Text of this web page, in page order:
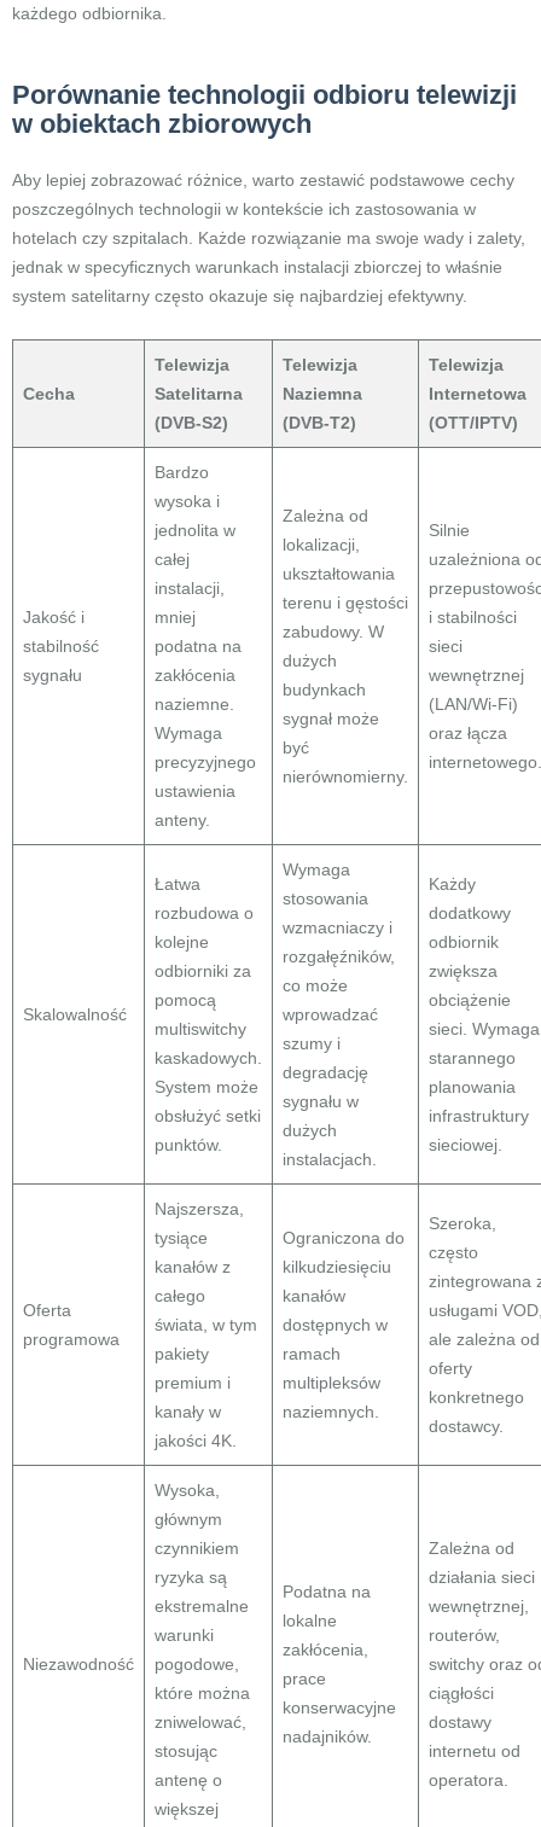
każdego odbiornika.
Porównanie technologii odbioru telewizji
w obiektach zbiorowych
Aby lepiej zobrazować różnice, warto zestawić podstawowe cechy
poszczególnych technologii w kontekście ich zastosowania w
hotelach czy szpitalach. Każde rozwiązanie ma swoje wady i zalety,
jednak w specyficznych warunkach instalacji zbiorczej to właśnie
system satelitarny często okazuje się najbardziej efektywny.
Cecha
Telewizja
Satelitarna
(DVB-S2)
Telewizja
Naziemna
(DVB-T2)
Telewizja
Internetowa
(OTT/IPTV)
Jakość i
stabilność
sygnału
Bardzo
wysoka i
jednolita w
całej
instalacji,
mniej
podatna na
zakłócenia
naziemne.
Wymaga
precyzyjnego
ustawienia
anteny.
Zależna od
lokalizacji,
ukształtowania
terenu i gęstości
zabudowy. W
dużych
budynkach
sygnał może
być
nierównomierny.
Silnie
uzależniona
i stabilności
sieci
wewnętrznej
(LAN/Wi-Fi)
oraz łącza
internetowego.
Skalowalność
Łatwa
rozbudowa o
kolejne
odbiorniki za
pomocą
multiswitchy
kaskadowych.
System może
obsłużyć setki
punktów.
Wymaga
stosowania
wzmacniaczy i
rozgałęźników,
co może
wprowadzać
szumy i
degradację
sygnału w
dużych
instalacjach.
Każdy
dodatkowy
odbiornik
zwiększa
obciążenie
sieci. Wymaga
starannego
planowania
infrastruktury
sieciowej.
Oferta
programowa
Najszersza,
tysiące
kanałów z
całego
świata, w tym
pakiety
premium i
kanały w
jakości 4K.
Ograniczona do
kilkudziesięciu
kanałów
dostępnych w
ramach
multipleksów
naziemnych.
Szeroka,
często
zintegrowana
usługami
ale zależna od
oferty
konkretnego
dostawcy.
Niezawodność
Wysoka,
głównym
czynnikiem
ryzyka są
ekstremalne
warunki
pogodowe,
które można
zniwelować,
stosując
antenę o
większej
Podatna na
lokalne
zakłócenia,
prace
konserwacyjne
nadajników.
Zależna od
działania sieci
wewnętrznej,
routerów,
switchy oraz
ciągłości
dostawy
internetu od
operatora.